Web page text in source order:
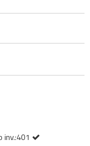
inv.:401